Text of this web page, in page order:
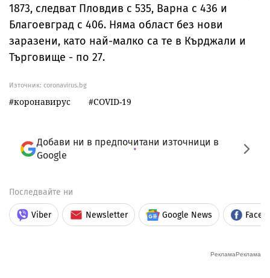
1873, следват Пловдив с 535, Варна с 436 и
Благоевград с 406. Няма област без нови
заразени, като най-малко са те в Кърджали и
Търговище - по 27.
Източник: coronavirus.bg
коронавирус COVID-19
Добави ни в предпочитани източници в
Google
Последвайте ни
Viber Newsletter Google News